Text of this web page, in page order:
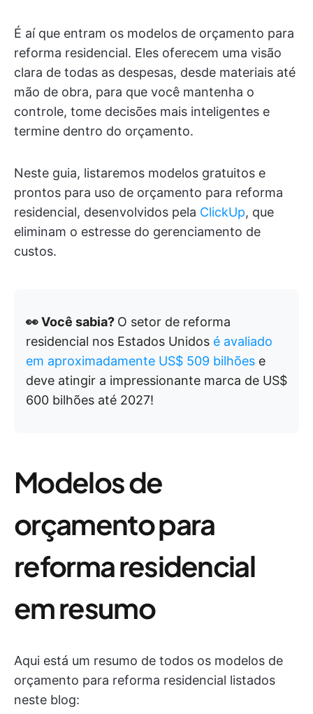
É aí que entram os modelos de orçamento para
reforma residencial. Eles oferecem uma visão
clara de todas as despesas, desde materiais até
mão de obra, para que você mantenha o
controle, tome decisões mais inteligentes e
termine dentro do orçamento.
Neste guia, listaremos modelos gratuitos e
prontos para uso de orçamento para reforma
residencial, desenvolvidos pela ClickUp, que
eliminam o estresse do gerenciamento de
custos.
👀 Você sabia? O setor de reforma
residencial nos Estados Unidos é avaliado
em aproximadamente US$ 509 bilhões e
deve atingir a impressionante marca de US$
600 bilhões até 2027!
Modelos de
orçamento para
reforma residencial
em resumo
Aqui está um resumo de todos os modelos de
orçamento para reforma residencial listados
neste blog: